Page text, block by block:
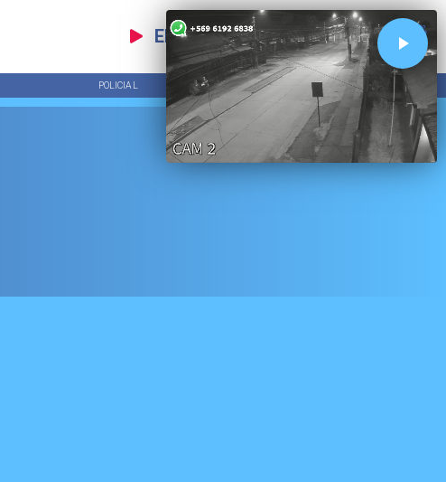
EN VIVO
POLICIAL TENDENCIAS